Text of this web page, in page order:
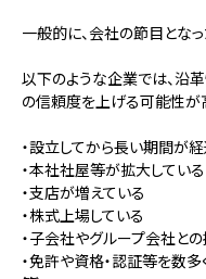
一般的に、会社の節目とな
以下のような企業では、沿
の信頼度を上げる可能性が
・設立してから長い期間が
・本社社屋等が拡大している
・支店が増えている
・株式上場している
・子会社やグループ会社と
・免許や資格・認証等を数